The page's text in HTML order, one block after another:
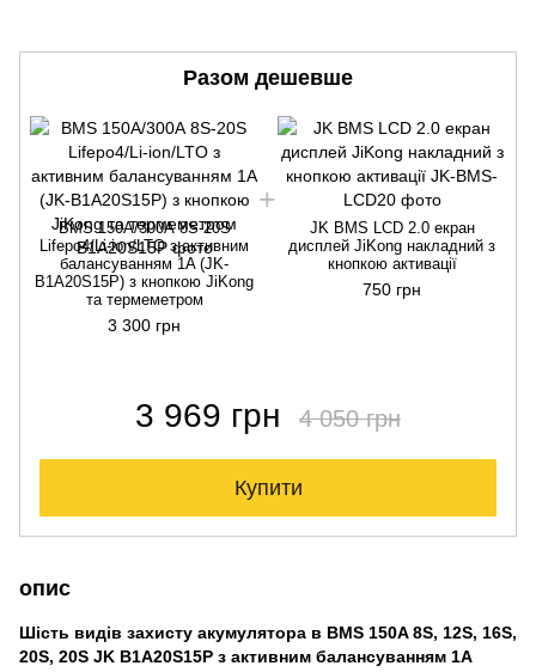
Разом дешевше
BMS 150A/300А 8S-20S
Lifepo4/Li-ion/LTO з активним
балансуванням 1A (JK-
B1A20S15P) з кнопкою JiKong
та термеметром
3 300 грн
JK BMS LCD 2.0 екран
дисплей JiKong накладний з
кнопкою активації
750 грн
3 969 грн 4 050 грн
Купити
опис
Шість видів захисту акумулятора в BMS 150A 8S, 12S, 16S,
20S, 20S JK B1A20S15P з активним балансуванням 1А